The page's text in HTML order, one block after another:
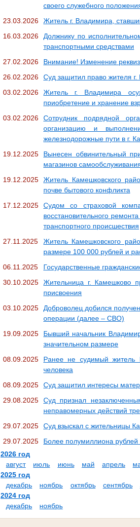
своего служебного
23.03.2026
Житель г. Владимира,
16.03.2026
Должнику по
транспортными средствами
27.02.2026
Внимание! Изменение
26.02.2026
Суд защитил право жителя
03.02.2026
Житель г. Владимира
приобретение и хранение
03.02.2026
Сотрудник подрядной
организацию и
железнодорожные пути в г.
19.12.2025
Вынесен обвинительный
магазинов
19.12.2025
Житель Камешковского
почве бытового конфликта
17.12.2025
Судом со страховой
восстановительного
транспортного происшествия
27.11.2025
Житель Камешковского
размере 100 000 рублей и
06.11.2025
Государственные
30.10.2025
Жительница г. Камешково
присвоения
03.10.2025
Доброволец добился
операции (далее – СВО)
19.09.2025
Бывший начальник
значительном размере
08.09.2025
Ранее не судимый житель
человека
08.09.2025
Суд защитил интересы
29.08.2025
Суд признал
неправомерных действий
29.07.2025
Суд взыскал с жительницы
29.07.2025
Более полумиллиона
2026 год
август
июль июнь май апрель
2025 год
декабрь
ноябрь октябрь сентябрь
2024 год
декабрь
ноябрь